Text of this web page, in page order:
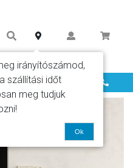
Info
irányítószámod,
szállítási időt
meg tudjuk
Ok